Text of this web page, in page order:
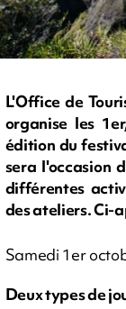
L'Office de
organise les
édition du
sera l'occasion
différentes
des ateliers. Ci-
Samedi 1er
Deux types de